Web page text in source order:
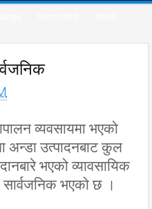
व्यवसायमा भएको
अन्डा उत्पादनबाट कुल
भएको व्यावसायिक
सार्वजनिक भएको छ ।